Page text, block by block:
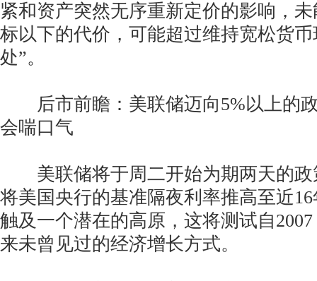
紧和资产突然无序重新定价的影响，
标以下的代价，可能超过维持宽松货
处”。
后市前瞻：美联储迈向5%以上的
会喘口气
美联储将于周二开始为期两天的政
将美国央行的基准隔夜利率推高至近
触及一个潜在的高原，这将测试自
来未曾见过的经济增长方式。